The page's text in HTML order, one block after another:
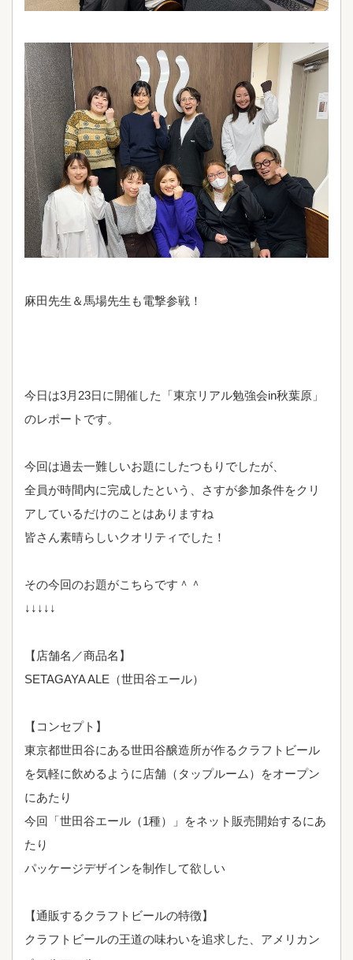
麻田先生＆馬場先生も電撃参戦！
今日は3月23日に開催した「東京リアル勉強会in秋葉原」
のレポートです。
今回は過去一難しいお題にしたつもりでしたが、
全員が時間内に完成したという、さすが参加条件をクリ
アしているだけのことはありますね
皆さん素晴らしいクオリティでした！
その今回のお題がこちらです＾＾
↓↓↓↓↓
【店舗名／商品名】
SETAGAYA ALE（世田谷エール）
【コンセプト】
東京都世田谷にある世田谷醸造所が作るクラフトビール
を気軽に飲めるように店舗（タップルーム）をオープン
にあたり
今回「世田谷エール（1種）」をネット販売開始するにあ
たり
パッケージデザインを制作して欲しい
【通販するクラフトビールの特徴】
クラフトビールの王道の味わいを追求した、アメリカン